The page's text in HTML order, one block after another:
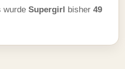
wurde Supergirl bisher 49